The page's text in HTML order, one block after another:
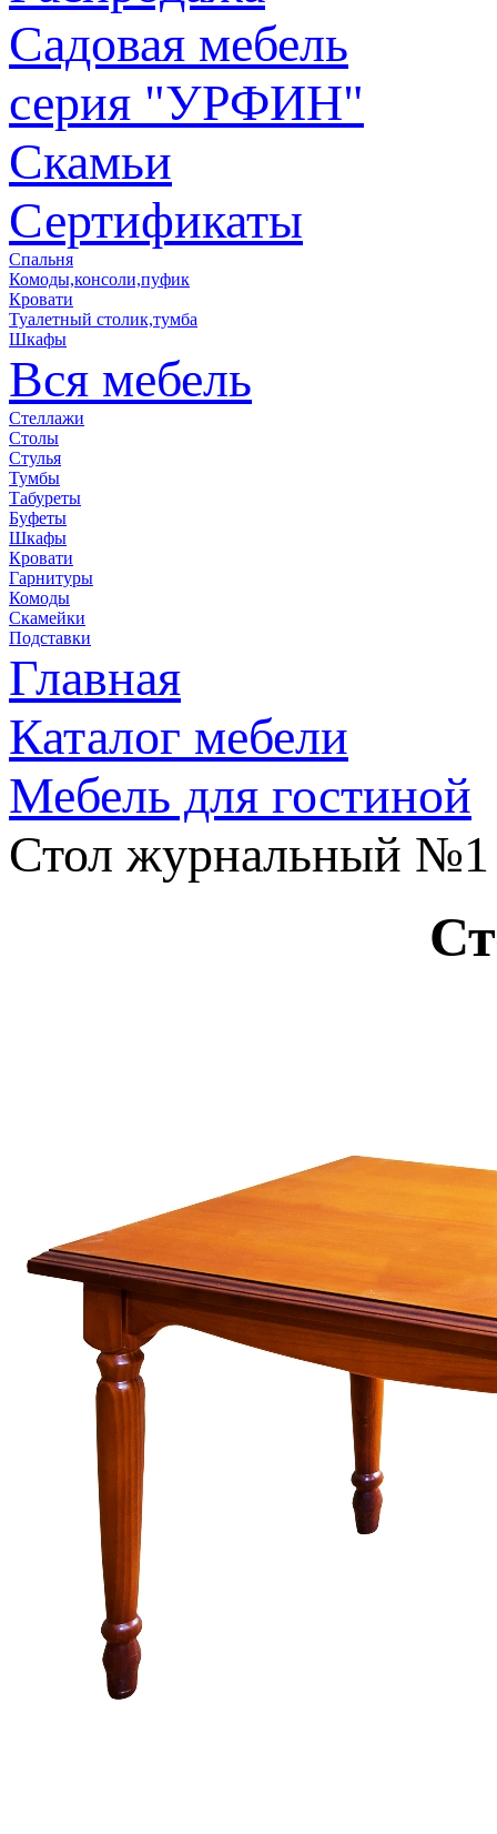
Садовая мебель
серия "УРФИН"
Скамьи
Сертификаты
Спальня
Комоды,консоли,пуфик
Кровати
Туалетный столик,тумба
Шкафы
Вся мебель
Стеллажи
Столы
Стулья
Тумбы
Табуреты
Буфеты
Шкафы
Кровати
Гарнитуры
Комоды
Скамейки
Подставки
Главная
Каталог мебели
Мебель для гостиной
Стол журнальный №1